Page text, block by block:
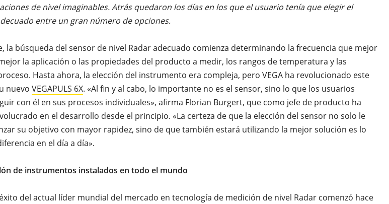
de nivel imaginables. Atrás quedaron los días en los que el usuario tenía que elegir el
entre un gran número de opciones.
la búsqueda del sensor de nivel Radar adecuado comienza determinando la frecuencia que mejor
la aplicación o las propiedades del producto a medir, los rangos de temperatura y las
Hasta ahora, la elección del instrumento era compleja, pero VEGA ha revolucionado este
nuevo VEGAPULS 6X. «Al fin y al cabo, lo importante no es el sensor, sino lo que los usuarios
con él en sus procesos individuales», afirma Florian Burgert, que como jefe de producto ha
en el desarrollo desde el principio. «La certeza de que la elección del sensor no solo le
su objetivo con mayor rapidez, sino de que también estará utilizando la mejor solución es lo
en el día a día».
de instrumentos instalados en todo el mundo
del actual líder mundial del mercado en tecnología de medición de nivel Radar comenzó hace